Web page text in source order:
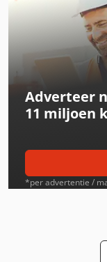
International
International
Job-Mann 200-35
Schaffer 2345 T
Schaffer 2345 T
Schaffer 3550 T
Schaffer 3550 T
Schaffer 3560 T
Adverteer
11 miljoen
*per advertentie /